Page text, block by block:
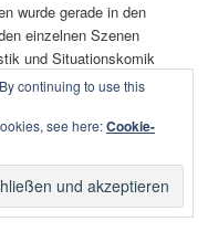
wurde gerade in den
einzelnen Szenen
und Situationskomik
lustigen Abend.
also wieder alle
bringen und die letzten
zu kitzeln.
continuing to use this
see here:Cookie-